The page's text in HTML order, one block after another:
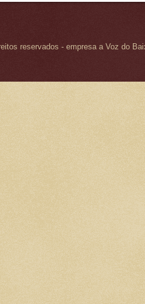
reservados - empresa a Voz do